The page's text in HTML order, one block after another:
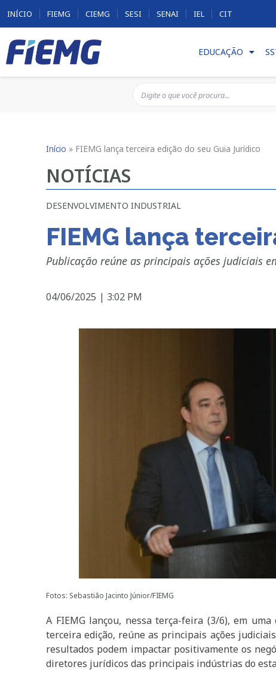
INÍCIO FIEMG CIEMG SESI SENAI IEL CIT
EDUCAÇÃO
Início » FIEMG lança terceira edição do seu Guia Jurídico
NOTÍCIAS
DESENVOLVIMENTO INDUSTRIAL
FIEMG lança
Publicação reúne as principais ações judiciais
04/06/2025 | 3:02 PM
Fotos: Sebastião Jacinto Júnior/FIEMG
A FIEMG lançou, nessa terça-feira (3/6), em
terceira edição, reúne as principais ações
resultados podem impactar positivamente os
diretores jurídicos das principais indústrias do